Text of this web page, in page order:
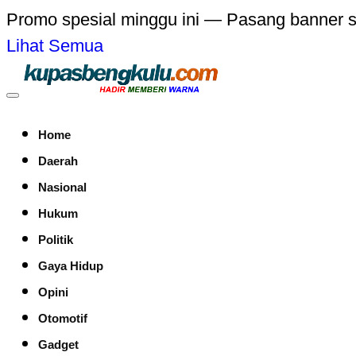
Promo spesial minggu ini — Pasang banner
Lihat Semua
Home
Daerah
Nasional
Hukum
Politik
Gaya Hidup
Opini
Otomotif
Gadget